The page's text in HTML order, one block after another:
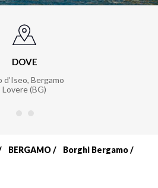
DOVE
d’Iseo, Bergamo
Lovere (BG)
BERGAMO
Borghi Bergamo